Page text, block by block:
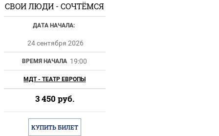
СВОИ ЛЮДИ - СОЧТЁМСЯ
ДАТА НАЧАЛА:
24 сентября 2026
ВРЕМЯ НАЧАЛА 19:00
МДТ - ТЕАТР ЕВРОПЫ
3 450 руб.
КУПИТЬ БИЛЕТ